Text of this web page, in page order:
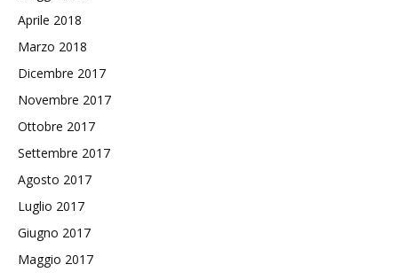
Aprile 2018
Marzo 2018
Dicembre 2017
Novembre 2017
Ottobre 2017
Settembre 2017
Agosto 2017
Luglio 2017
Giugno 2017
Maggio 2017